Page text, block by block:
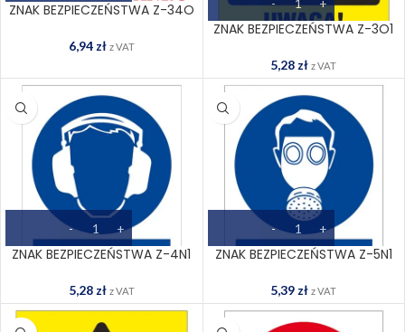
ZNAK BEZPIECZEŃSTWA Z-34O
6,94 zł z VAT
ZNAK BEZPIECZEŃSTWA Z-3O1
5,28 zł z VAT
ZNAK BEZPIECZEŃSTWA Z-4N1
5,28 zł z VAT
ZNAK BEZPIECZEŃSTWA Z-5N1
5,39 zł z VAT